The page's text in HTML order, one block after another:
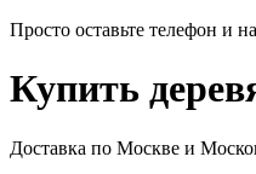
Просто оставьте телефон и
Купить
Доставка по Москве и